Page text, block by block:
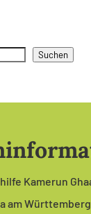
Suchen
Kamerun
am Württemberg